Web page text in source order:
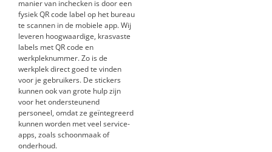
manier van inchecken isdooreen
fysiekQR code label op het bureau
te scannen inde mobiele app. Wij
leveren hoogwaardige, krasvaste
labels met QR code en
werkpleknummer. Zo is de
werkplek direct goed te vinden
voor je gebruikers. De stickers
kunnen ook van grote hulp zijn
voor het ondersteunend
personeel, omdat ze geïntegreerd
kunnen worden met veel service-
apps, zoals schoonmaak of
onderhoud.